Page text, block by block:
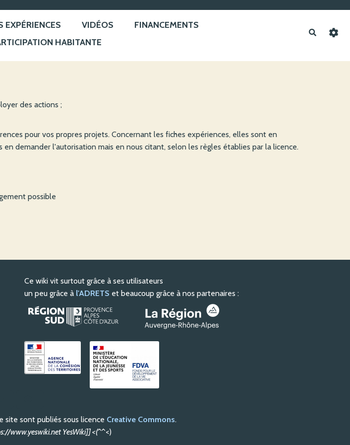
EXPÉRIENCES VIDÉOS
FINANCEMENTS
HABITANTE
des actions ;
pour vos propres projets. Concernant les fiches expériences, elles sont en
demander l'autorisation mais en nous citant, selon les règles établies par la licence.
possible
Ce wiki vit surtout grâce à ses utilisateurs
un peu grâce à l'ADRETS et beaucoup grâce à nos partenaires :
site sont publiés sous licence Creative Commons.
www.yeswiki.net YesWiki]] <(^^<)